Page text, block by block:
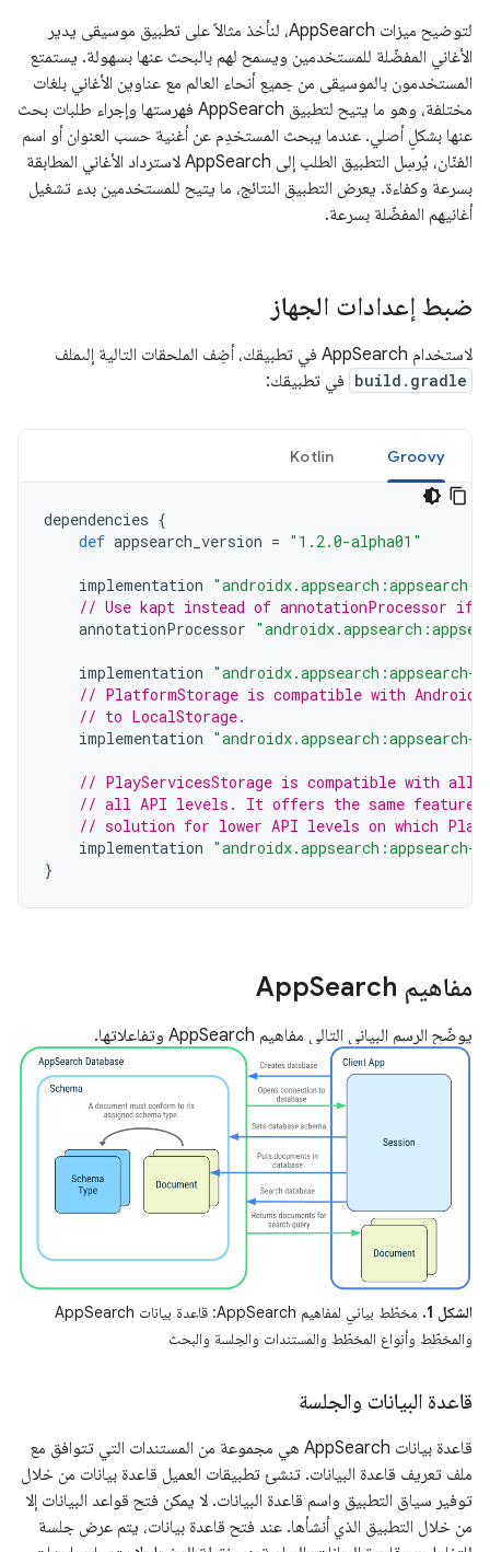
لتوضيح ميزات AppSearch، لنأخذ مثالاً على تطبيق موسیقی يدير
الأغاني المفضّلة للمستخدمين ويسمح لهم بالبحث عنها بسهولة. يستمتع
المستخدمون بالموسيقى من جميع أنحاء العالم مع عناوين الأغاني بلغات
مختلفة، وهو ما يتيح لتطبيق AppSearch فهرستها وإجراء طلبات بحث
عنها بشكلٍ أصلي. عندما يبحث المستخدِم عن أغنية حسب العنوان أو اسم
الفنّان، يُرسِل التطبيق الطلب إلى AppSearch لاسترداد الأغاني المطابقة
بسرعة وكفاءة. يعرض التطبيق النتائج، ما يتيح للمستخدمين بدء تشغيل
أغانيهم المفضّلة بسرعة.
ضبط إعدادات الجهاز
لاستخدام AppSearch في تطبيقك، أضِف الملحقات التالية إلىملف
build.gradle في تطبيقك:
Groovy
Kotlin
dependencies {
def appsearch_version = "1.2.0-alpha01"
implementation
// Use kapt instead of annotationProcessor if
annotationProcessor
implementation
// PlatformStorage is compatible with
// to LocalStorage.
implementation
// PlayServicesStorage is compatible with all
// all API levels. It offers the same features
// solution for lower API levels on which
implementation
}
مفاهيم App Search
يوضّح الرسم البياني التالي مفاهيم AppSearch وتفاعلاتها.
الشكل 1.
مخطّط بياني لمفاهيم AppSearch: قاعدة بيانات AppSearch
والمخطّط وأنواع المخطّط والمستندات والجلسة والبحث
قاعدة البيانات والجلسة
قاعدة بيانات AppSearch هي مجموعة من المستندات التي تتوافق مع
ملف تعريف قاعدة البيانات. تنشئ تطبيقات العميل قاعدة بيانات من خلال
توفير سياق التطبيق واسم قاعدة البيانات. لا يمكن فتح قواعد البيانات إلا
من خلال التطبيق الذي أنشأها. عند فتح قاعدة بيانات، يتم عرض جلسة